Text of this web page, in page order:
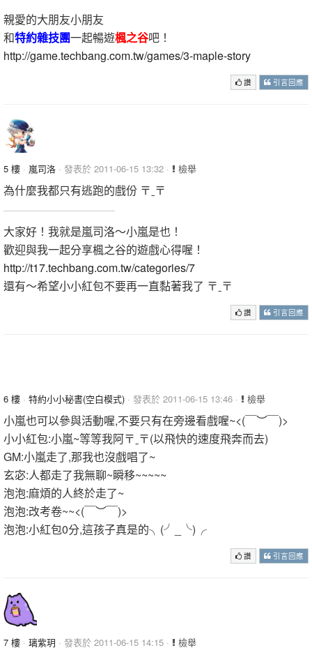
親愛的大朋友小朋友
和特約雜技團一起暢遊楓之谷吧！
http://game.techbang.com.tw/games/3-maple-story
讚 引言回應
5 樓 · 嵐司洛 · 發表於 2011-06-15 13:32 · 檢舉
為什麼我都只有逃跑的戲份 〒ˍ〒
大家好！我就是嵐司洛～小嵐是也！
歡迎與我一起分享楓之谷的遊戲心得喔！
http://t17.techbang.com.tw/categories/7
還有～希望小小紅包不要再一直黏著我了 〒ˍ〒
讚 引言回應
6 樓 · 特約小小秘書(空白模式) · 發表於 2011-06-15 13:46 · 檢舉
小嵐也可以參與活動喔,不要只有在旁邊看戲喔~<(￣︶￣)>
小小紅包:小嵐~等等我阿〒ˍ〒(以飛快的速度飛奔而去)
GM:小嵐走了,那我也沒戲唱了~
玄宓:人都走了我無聊~瞬移~~~~~
泡泡:麻煩的人終於走了~
泡泡:改考卷~~<(￣︶￣)>
泡泡:小紅包0分,這孩子真是的╮(╯_╰)╭
讚 引言回應
7 樓 · 璃紫玥 · 發表於 2011-06-15 14:15 · 檢舉